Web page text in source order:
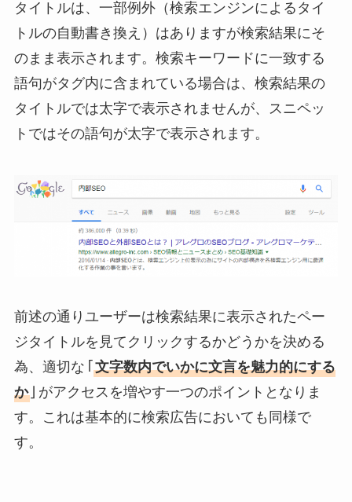
タイトルは、一部例外（検索エンジンによるタイ
トルの自動書き換え）はありますが検索結果にそ
のまま表示されます。検索キーワードに一致する
語句がタグ内に含まれている場合は、検索結果の
タイトルでは太字で表示されませんが、スニペッ
トではその語句が太字で表示されます。
前述の通りユーザーは検索結果に表示されたペー
ジタイトルを見てクリックするかどうかを決める
為、適切な「 文字数内でいかに文言を魅力的にする
か」がアクセスを増やす一つのポイントとなりま
す。これは基本的に検索広告においても同様で
す。